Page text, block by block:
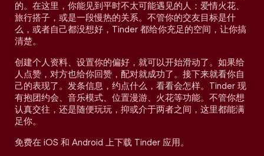
的。在这里，你能见到平时不太可能遇见的人：爱情火花、
旅行搭子，或是一段慢热的关系。不管你的交友目标是什
么，或者自己都没想好，Tinder 都给你充足的空间，让你搞
清楚。
创建个人资料、设置你的偏好，就可以开始滑动了。如果给
人点赞，对方也给你回赞，配对就成功了。接下来就看你自
己的表现了。发条信息，约点什么，看看会怎样。Tinder 现
有抱团约会、音乐模式、位置漫游、火花等功能。不管你想
认真交往，还是随便玩玩，抑或介于两者之间，这里都能满
足你。
免费在 iOS 和 Android 上下载 Tinder 应用。